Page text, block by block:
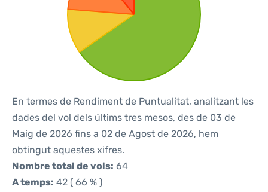
En termes de Rendiment de Puntualitat, analitzant les
dades del vol dels últims tres mesos, des de 03 de
Maig de 2026 fins a 02 de Agost de 2026, hem
obtingut aquestes xifres.
Nombre total de vols: 64
A temps: 42 ( 66 % )